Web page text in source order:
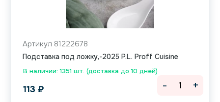
В наличии: 1351 шт. (доставка до 10 дней)
Артикул 81222678
Подставка под ложку,-2025 P.L. Proff Cuisine
113 ₽ - +